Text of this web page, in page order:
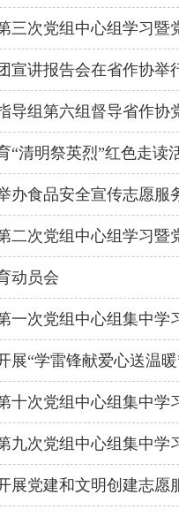
三次党组中心组学习
宣讲报告会在省作协举
导组第六组督导省作协
“清明祭英烈”红色走读
办食品安全宣传志愿服
二次党组中心组学习
动员会
一次党组中心组集中学
十次党组中心组集中学
九次党组中心组集中学
展党建和文明创建志愿